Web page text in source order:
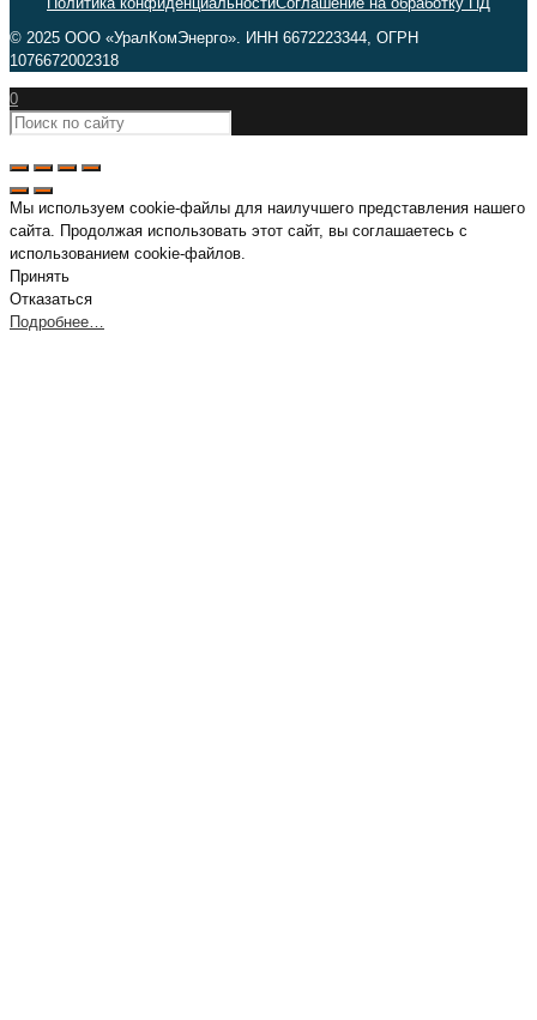
© 2025 ООО «УралКомЭнерго». ИНН 6672223344, ОГРН
1076672002318
0
Мы используем cookie-файлы для наилучшего представления нашего
сайта. Продолжая использовать этот сайт, вы соглашаетесь с
использованием cookie-файлов.
Принять
Отказаться
Подробнее…